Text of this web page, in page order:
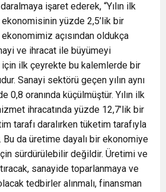
işaret ederek, “Yılın ilk
yüzde 2,5’lik bir
açısından oldukça
ve ihracat ile büyümeyi
ilk çeyrekte bu kalemlerde bir
Sanayi sektörü geçen yılın aynı
0,8 oranında küçülmüştür. Yılın ilk
ihracatında yüzde 12,7’lik bir
tarafı daralırken tüketim tarafıyla
Bu da üretime dayalı bir ekonomiye
sürdürülebilir değildir. Üretimi ve
sanayide toparlanmaya ve
tedbirler alınmalı, finansman